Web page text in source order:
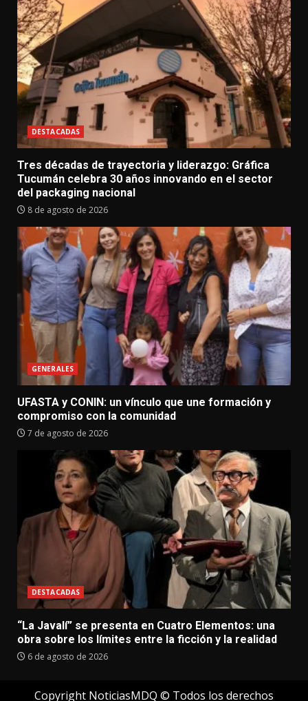
DESTACADAS
Tres décadas de trayectoria y liderazgo: Gráfica
Tucumán celebra 30 años innovando en el sector
del packaging nacional
8 de agosto de 2026
GENERALES
UFASTA y CONIN: un vínculo que une formación y
compromiso con la comunidad
7 de agosto de 2026
DESTACADAS
“La Javalí” se presenta en Cuatro Elementos: una
obra sobre los límites entre la ficción y la realidad
6 de agosto de 2026
Copyright NoticiasMDQ © Todos los derechos